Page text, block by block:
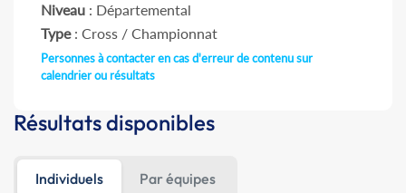
Niveau : Départemental
Type: Cross / Championnat
Personnes à contacter en cas d'erreur de contenu sur
calendrier ou résultats
Résultats disponibles
Individuels Par équipes